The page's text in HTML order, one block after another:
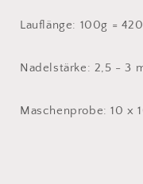
Lauflänge: 100g =
Nadelstärke: 2,5 - 3
Maschenprobe: 10 x